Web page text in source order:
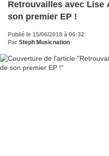
Retrouvailles avec Lise
son premier EP !
Publié le 15/06/2018 à 06:32
Par Steph Musicnation